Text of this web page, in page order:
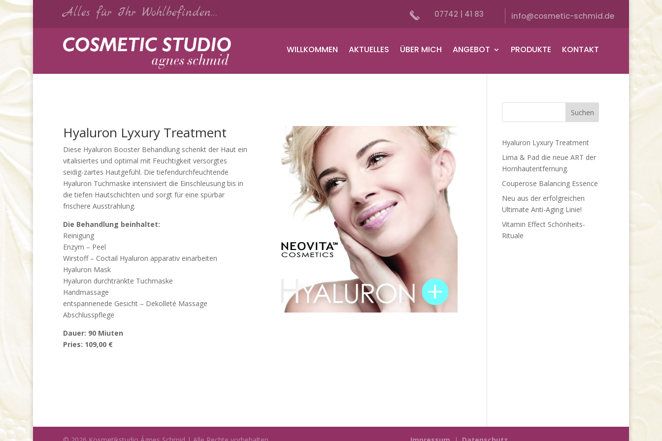
Alles für Ihr Wohlbefinden… 07742 | 41 83 info@cosmetic-schmid.de
WILLKOMMEN AKTUELLES ÜBER MICH ANGEBOT PRODUKTE KONTAKT
Hyaluron Lyxury Treatment
Diese Hyaluron Booster Behandlung schenkt der Haut ein
vitalisiertes und optimal mit Feuchtigkeit versorgtes
seidig-zartes Hautgefühl. Die tiefendurchfeuchtende
Hyaluron Tuchmaske intensiviert die Einschleusung bis in
die tiefen Hautschichten und sorgt für eine spürbar
frischere Ausstrahlung.
Die Behandlung beinhaltet:
Reinigung
Enzym – Peel
Wirstoff – Coctail Hyaluron apparativ einarbeiten
Hyaluron Mask
Hyaluron durchtränkte Tuchmaske
Handmassage
entspannenede Gesicht – Dekolleté Massage
Abschlusspflege
Dauer: 90 Miuten
Pries: 109,00 €
Hyaluron Lyxury Treatment
Lima & Pad die neue ART der
Hornhautentfernung.
Couperose Balancing Essence
Neu aus der erfolgreichen
Ultimate Anti-Aging Linie!
Vitamin Effect Schönheits-
Rituale